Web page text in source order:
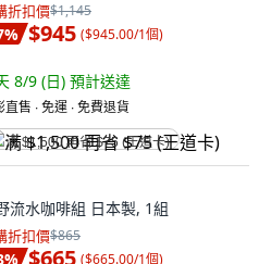
折扣價$1,145
% $945 ($945.00/1個)
8/9 (日) 預計送達
直售 ∙ 免運 ∙ 免費退貨
满 $1,500 再省 $75 (王道卡)
流水咖啡組 日本製, 1組
折扣價$865
% $665 ($665.00/1個)